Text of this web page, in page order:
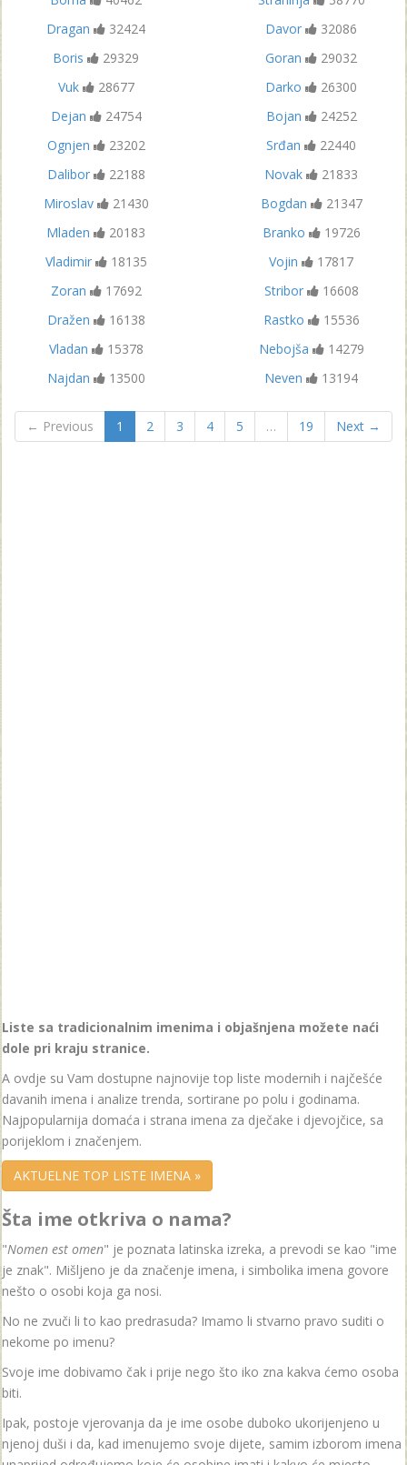
Dragan
32424 Davor
32086
Boris
29329 Goran
29032
Vuk
28677 Darko
26300
Dejan
24754 Bojan
24252
Ognjen
23202 Srđan
22440
Dalibor
22188 Novak
21833
Miroslav
21430 Bogdan
21347
Mladen
20183 Branko
19726
Vladimir
18135 Vojin
17817
Zoran
17692 Stribor
16608
Dražen
16138 Rastko
15536
Vladan
15378 Nebojša
14279
Najdan
13500 Neven 13194
← Previous 1 2 3 4 5 … 19 Next →
Liste sa tradicionalnim imenima i objašnjena možete naći
dole pri kraju stranice.
A ovdje su Vam dostupne najnovije top liste modernih i najčešće
davanih imena i analize trenda, sortirane po polu i godinama.
Najpopularnija domaća i strana imena za dječake i djevojčice, sa
porijeklom i značenjem.
AKTUELNE TOP LISTE IMENA »
Šta ime otkriva o nama?
"Nomen est omen" je poznata latinska izreka, a prevodi se kao "ime
je znak". Mišljeno je da značenje imena, i simbolika imena govore
nešto o osobi koja ga nosi.
No ne zvuči li to kao predrasuda? Imamo li stvarno pravo suditi o
nekome po imenu?
Svoje ime dobivamo čak i prije nego što iko zna kakva ćemo osoba
biti.
Ipak, postoje vjerovanja da je ime osobe duboko ukorijenjeno u
njenoj duši i da, kad imenujemo svoje dijete, samim izborom imena